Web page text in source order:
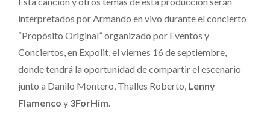
interpretados por Armando en vivo durante el concierto
“Propósito Original” organizado por Eventos y
Conciertos, en Expolit, el viernes 16 de septiembre,
donde tendrá la oportunidad de compartir el escenario
junto a Danilo Montero, Thalles Roberto, Lenny
Flamenco y 3ForHim